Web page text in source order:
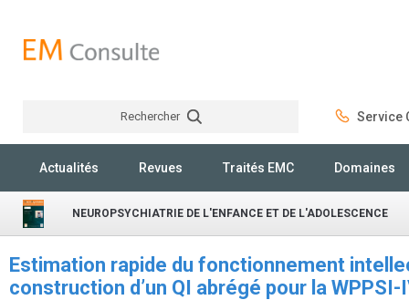
Rechercher Service
Actualités Revues Traités EMC Domaines
NEUROPSYCHIATRIE DE L'ENFANCE ET DE L'ADOLESCENCE
Estimation rapide du fonctionnement
construction d’un QI abrégé pour la